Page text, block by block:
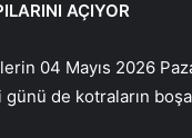
AÇIYOR
04 Mayıs 2026
de kotraların